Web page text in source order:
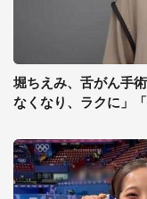
堀ちえみ、舌がん手
なくなり、ラクに」